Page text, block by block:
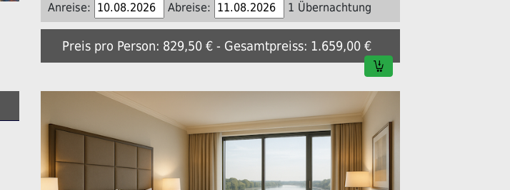
Anreise: Abreise: 1 Übernachtung
Preis pro Person: 829,50 € - Gesamtpreiss: 1.659,00 €